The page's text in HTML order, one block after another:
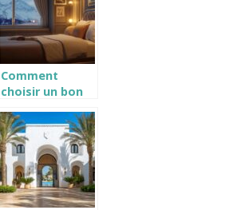
Comment
choisir un bon
plusieurs nuits
pour un sejour
inoubliable